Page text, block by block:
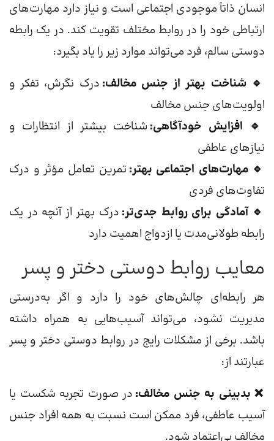
انسان ذاتاً موجودی اجتماعی است و نیاز دارد مهارت‌های
ارتباطی خود را در روابط مختلف تقویت کند. در یک رابطه
دوستی سالم، فرد می‌تواند موارد زیر را یاد بگیرد:
🔹 شناخت بهتر از جنس مخالف: درک نگرش، تفکر و
اولویت‌های جنس مخالف
🔹 افزایش خودآگاهی: شناخت بیشتر از انتظارات و
نیازهای عاطفی
🔹 مهارت‌های اجتماعی بهتر: تمرین تعامل مؤثر و درک
تفاوت‌های فردی
🔹 آمادگی برای روابط جدی‌تر: درک بهتر از آنچه در یک
رابطه طولانی‌مدت یا ازدواج اهمیت دارد
معایب روابط دوستی دختر و پسر
هر رابطه‌ای چالش‌های خود را دارد و اگر به‌درستی
مدیریت نشود، می‌تواند آسیب‌هایی به همراه داشته
باشد. برخی از مشکلات رایج در روابط دوستی دختر و پسر
عبارتند از:
❌ بدبینی به جنس مخالف: در صورت تجربه شکست یا
آسیب عاطفی، فرد ممکن است نسبت به همه افراد جنس
مخالف بی‌اعتماد شود.